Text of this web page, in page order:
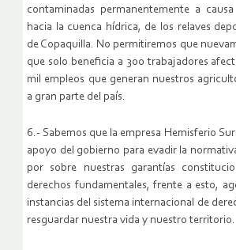
contaminadas permanentemente a
hacia la cuenca hídrica, de los relaves
de Copaquilla. No permitiremos que
que solo beneficia a 300 trabajadores
mil empleos que generan nuestros
a gran parte del país.
6.- Sabemos que la empresa Hemisferio
apoyo del gobierno para evadir la
por sobre nuestras garantías
derechos fundamentales, frente a esto,
instancias del sistema internacional de
resguardar nuestra vida y nuestro territorio.